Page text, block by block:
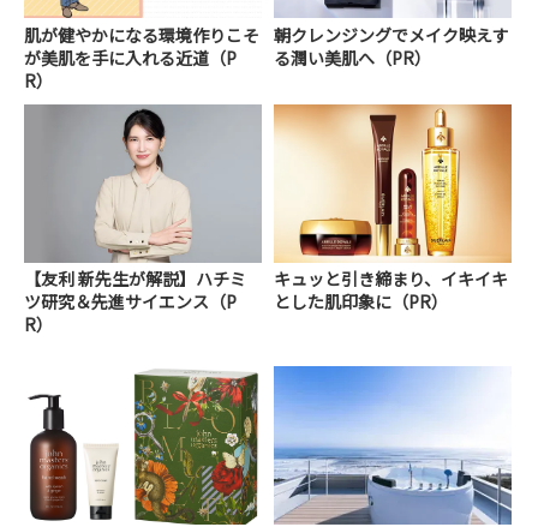
肌が健やかになる環境作りこそ
が美肌を手に入れる近道（P
R）
朝クレンジングでメイク映えす
る潤い美肌へ（PR）
【友利 新先生が解説】ハチミ
ツ研究＆先進サイエンス（P
R）
キュッと引き締まり、イキイキ
とした肌印象に（PR）